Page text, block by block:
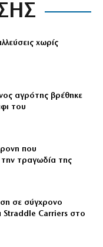
χωρίς
αγρότης βρέθηκε
του
που
την τραγωδία της
σε σύγχρονο
Straddle Carriers στο